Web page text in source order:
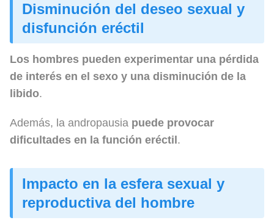
Disminución del deseo sexual y
disfunción eréctil
Los hombres pueden experimentar una pérdida
de interés en el sexo y una disminución de la
libido.
Además, la andropausia puede provocar
dificultades en la función eréctil .
Impacto en la esfera sexual y
reproductiva del hombre